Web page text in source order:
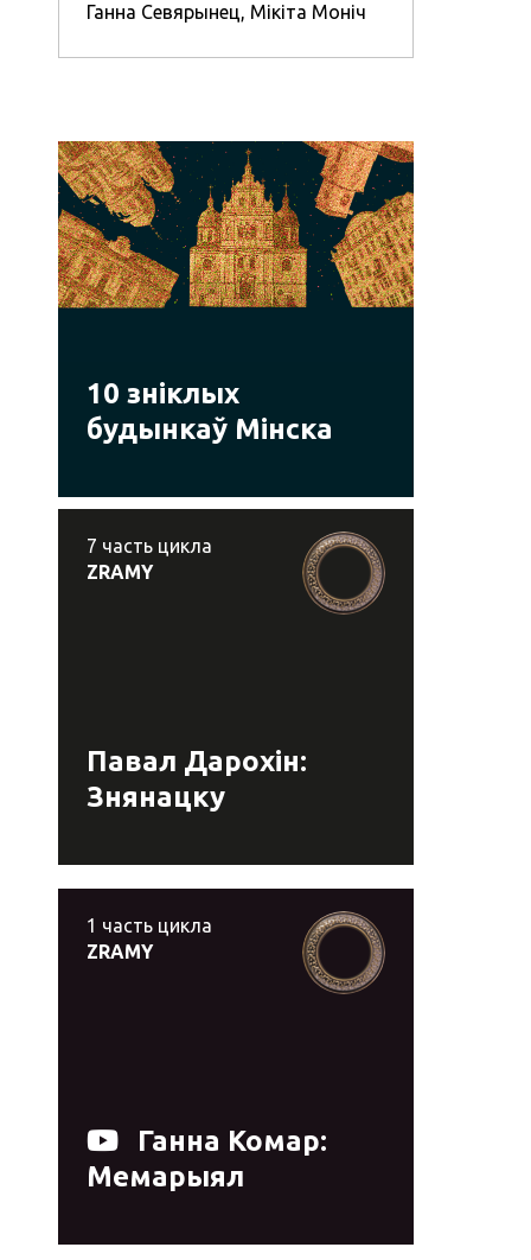
Ганна Севярынец, Мікіта Моніч
10 зніклых
будынкаў Мінска
7 часть цикла
ZRAMY
Павал Дарохін:
Знянацку
1 часть цикла
ZRAMY
Ганна Комар:
Мемарыял